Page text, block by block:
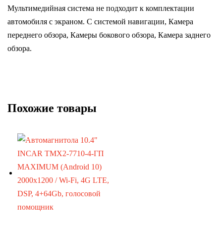
Мультимедийная система не подходит к комплектации
автомобиля с экраном. С системой навигации, Камера
переднего обзора, Камеры бокового обзора, Камера заднего
обзора.
Похожие товары